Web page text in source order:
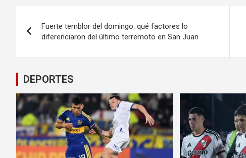
de
entradas
Fuerte temblor del domingo: qué factores lo
diferenciaron del último terremoto en San Juan
DEPORTES